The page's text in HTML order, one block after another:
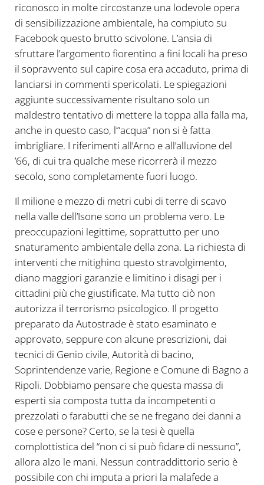
riconosco in molte circostanze una lodevole opera
di sensibilizzazione ambientale, ha compiuto su
Facebook questo brutto scivolone. L’ansia di
sfruttare l’argomento fiorentino a fini locali ha preso
il sopravvento sul capire cosa era accaduto, prima di
lanciarsi in commenti spericolati. Le spiegazioni
aggiunte successivamente risultano solo un
maldestro tentativo di mettere la toppa alla falla ma,
anche in questo caso, l’”acqua” non si è fatta
imbrigliare. I riferimenti all’Arno e all’alluvione del
’66, di cui tra qualche mese ricorrerà il mezzo
secolo, sono completamente fuori luogo.
Il milione e mezzo di metri cubi di terre di scavo
nella valle dell’Isone sono un problema vero. Le
preoccupazioni legittime, soprattutto per uno
snaturamento ambientale della zona. La richiesta di
interventi che mitighino questo stravolgimento,
diano maggiori garanzie e limitino i disagi per i
cittadini più che giustificate. Ma tutto ciò non
autorizza il terrorismo psicologico. Il progetto
preparato da Autostrade è stato esaminato e
approvato, seppure con alcune prescrizioni, dai
tecnici di Genio civile, Autorità di bacino,
Soprintendenze varie, Regione e Comune di Bagno a
Ripoli. Dobbiamo pensare che questa massa di
esperti sia composta tutta da incompetenti o
prezzolati o farabutti che se ne fregano dei danni a
cose e persone? Certo, se la tesi è quella
complottistica del “non ci si può fidare di nessuno”,
allora alzo le mani. Nessun contraddittorio serio è
possibile con chi imputa a priori la malafede a